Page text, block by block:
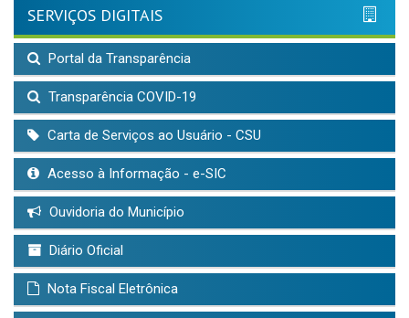
SERVIÇOS DIGITAIS
Portal da Transparência
Transparência COVID-19
Carta de Serviços ao Usuário - CSU
Acesso à Informação - e-SIC
Ouvidoria do Município
Diário Oficial
Nota Fiscal Eletrônica